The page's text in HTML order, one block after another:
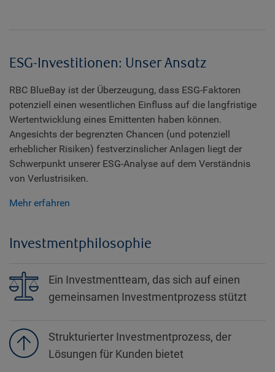
ESG-Investitionen: Unser Ansatz
RBC BlueBay ist der Überzeugung, dass ESG-Faktoren
potenziell einen wesentlichen Einfluss auf die langfristige
Wertentwicklung eines Emittenten haben können.
Angesichts der begrenzten Chancen (und potenziell
erheblicher Risiken) festverzinslicher Anlagen liegt der
Schwerpunkt unserer ESG-Analyse auf dem Verständnis
von Verlustrisiken.
Mehr erfahren
Investmentphilosophie
Ein Investmentteam, das sich auf einen
gemeinsamen Investmentprozess stützt
Strukturierter Investmentprozess, der
Lösungen für Kunden bietet